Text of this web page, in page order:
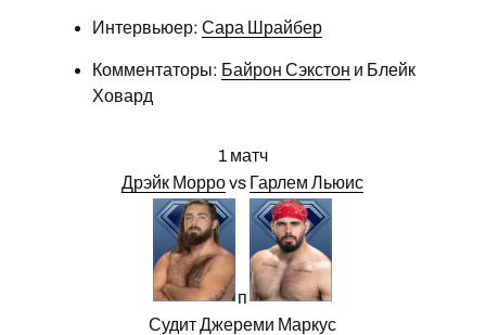
Интервьюер: Сара Шрайбер
Комментаторы: Байрон Сэкстон и Блейк
Ховард
1 матч
Дрэйк Морроvs Гарлем Льюис
п
Судит Джереми Маркус